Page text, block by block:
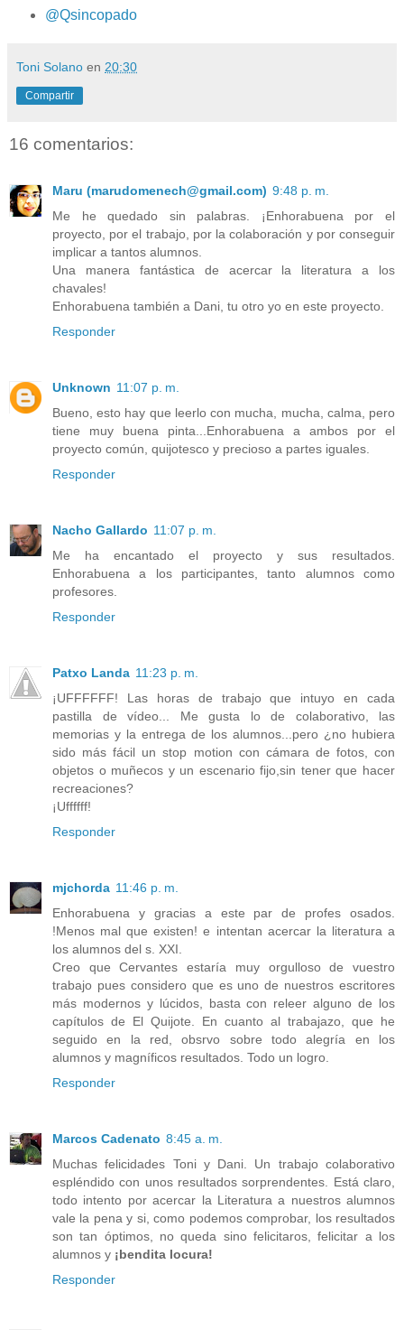
@Qsincopado
Toni Solano en 20:30
Compartir
16 comentarios:
Maru (marudomenech@gmail.com) 9:48 p. m.
Me he quedado sin palabras. ¡Enhorabuena por el
proyecto, por el trabajo, por la colaboración y por conseguir
implicar a tantos alumnos.
Una manera fantástica de acercar la literatura a los
chavales!
Enhorabuena también a Dani, tu otro yo en este proyecto.
Responder
Unknown 11:07 p. m.
Bueno, esto hay que leerlo con mucha, mucha, calma, pero
tiene muy buena pinta...Enhorabuena a ambos por el
proyecto común, quijotesco y precioso a partes iguales.
Responder
Nacho Gallardo 11:07 p. m.
Me ha encantado el proyecto y sus resultados.
Enhorabuena a los participantes, tanto alumnos como
profesores.
Responder
Patxo Landa 11:23 p. m.
¡UFFFFFF! Las horas de trabajo que intuyo en cada
pastilla de vídeo... Me gusta lo de colaborativo, las
memorias y la entrega de los alumnos...pero ¿no hubiera
sido más fácil un stop motion con cámara de fotos, con
objetos o muñecos y un escenario fijo,sin tener que hacer
recreaciones?
¡Uffffff!
Responder
mjchorda 11:46 p. m.
Enhorabuena y gracias a este par de profes osados.
!Menos mal que existen! e intentan acercar la literatura a
los alumnos del s. XXI.
Creo que Cervantes estaría muy orgulloso de vuestro
trabajo pues considero que es uno de nuestros escritores
más modernos y lúcidos, basta con releer alguno de los
capítulos de El Quijote. En cuanto al trabajazo, que he
seguido en la red, obsrvo sobre todo alegría en los
alumnos y magníficos resultados. Todo un logro.
Responder
Marcos Cadenato 8:45 a. m.
Muchas felicidades Toni y Dani. Un trabajo colaborativo
espléndido con unos resultados sorprendentes. Está claro,
todo intento por acercar la Literatura a nuestros alumnos
vale la pena y si, como podemos comprobar, los resultados
son tan óptimos, no queda sino felicitaros, felicitar a los
alumnos y ¡bendita locura!
Responder